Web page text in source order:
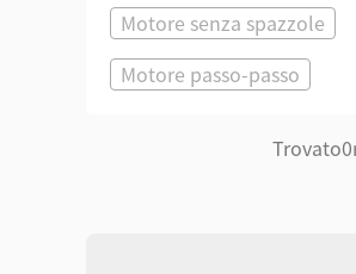
Motore senza spazzole
Motore passo-passo
Trovato0